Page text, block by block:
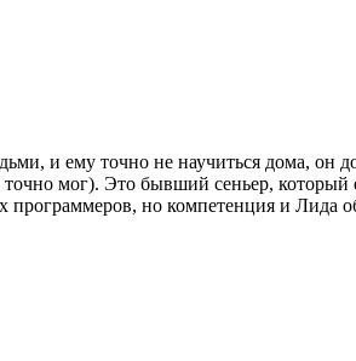
и ему точно не научиться дома, он
точно мог). Это бывший сеньер,
программеров, но компетенция и Лида